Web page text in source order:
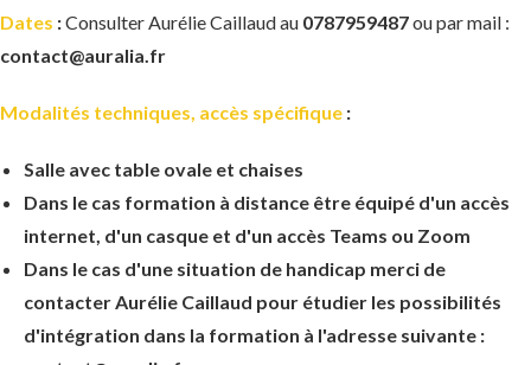
Dates :Consulter Aurélie Caillaud au 0787959487ou par mail :
contact@auralia.fr
Modalités techniques, accès spécifique :
Salle avec table ovale et chaises
Dans le cas formation à distance être équipé d'un accès
internet, d'un casque et d'un accès Teams ou Zoom
Dans le cas d'une situation de handicap merci de
contacter Aurélie Caillaud pour étudier les possibilités
d'intégration dans la formation à l'adresse suivante :